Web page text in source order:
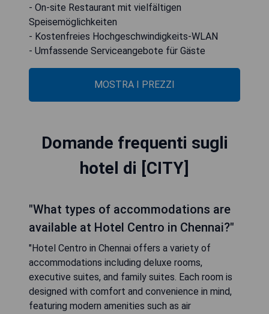
- On-site Restaurant mit vielfältigen
Speisemöglichkeiten
- Kostenfreies Hochgeschwindigkeits-WLAN
- Umfassende Serviceangebote für Gäste
MOSTRA I PREZZI
Domande frequenti sugli
hotel di [CITY]
"What types of accommodations are
available at Hotel Centro in Chennai?"
"Hotel Centro in Chennai offers a variety of
accommodations including deluxe rooms,
executive suites, and family suites. Each room is
designed with comfort and convenience in mind,
featuring modern amenities such as air